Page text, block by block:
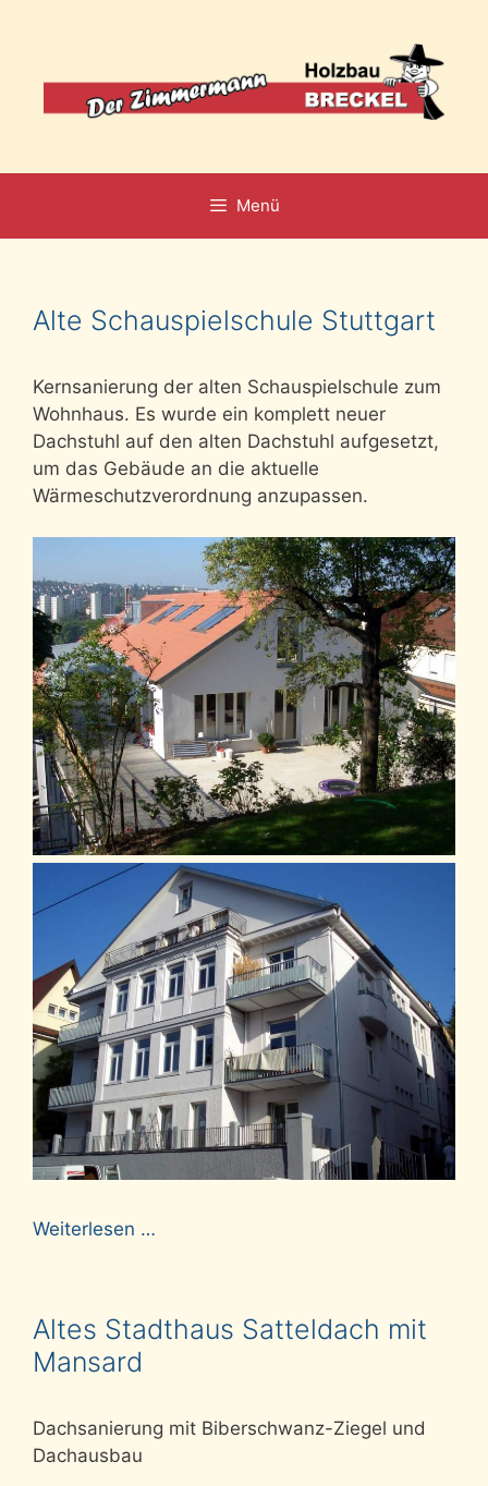
Menü
Alte Schauspielschule Stuttgart
Kernsanierung der alten Schauspielschule zum
Wohnhaus. Es wurde ein komplett neuer
Dachstuhl auf den alten Dachstuhl aufgesetzt,
um das Gebäude an die aktuelle
Wärmeschutzverordnung anzupassen.
Weiterlesen …
Altes Stadthaus Satteldach mit
Mansard
Dachsanierung mit Biberschwanz-Ziegel und
Dachausbau